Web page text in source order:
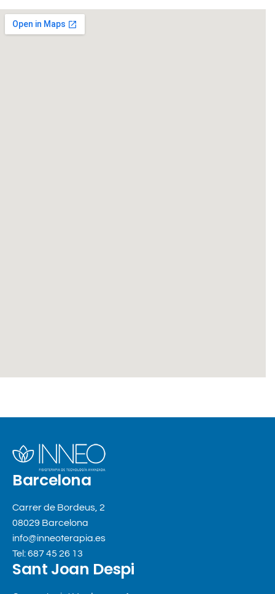
Barcelona
Carrer de Bordeus, 2
08029 Barcelona
info@inneoterapia.es
Tel: 687 45 26 13
Sant Joan Despi